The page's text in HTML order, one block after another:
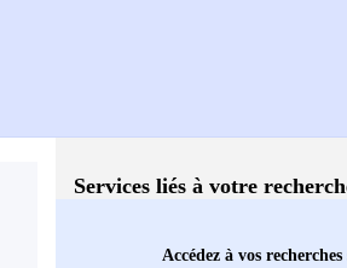
Services liés à votre
Accédez à vos